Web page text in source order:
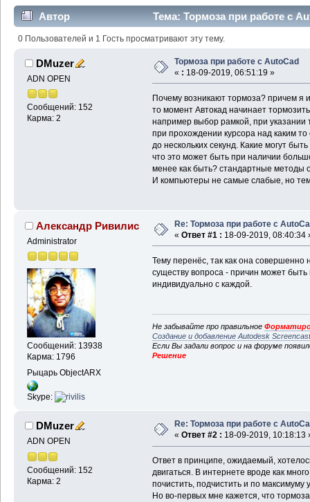
Автор Тема: Тормоза при работе с
0 Пользователей и 1 Гость просматривают эту тему.
DMuzer
ADN OPEN
Сообщений: 152
Карма: 2
Тормоза при работе с AutoCad
« : 18-09-2019, 06:51:19 »
Почему возникают тормоза? причем я
то момент Автокад начинает
например выбор рамкой, при указании
при прохождении курсора над каким
до нескольких секунд. Какие могут
что это может быть при наличии
менее как быть? стандартные методы
И компьютеры не самые слабые, но
Александр Ривилис
Administrator
Сообщений: 13938
Карма: 1796
Рыцарь ObjectARX
Skype:
Re: Тормоза при работе с
« Ответ #1 : 18-09-2019, 08:40:34
Тему перенёс, так как она
существу вопроса - причин может
индивидуально с каждой.
Не забывайте про правильное
Создание и добавление Autodesk
Если Вы задали вопрос и на форуме
Решение
DMuzer
ADN OPEN
Сообщений: 152
Карма: 2
Re: Тормоза при работе с
« Ответ #2 : 18-09-2019, 10:18:13
Ответ в принципе, ожидаемый,
двигаться. В интернете вроде как
почистить, подчистить и по
Но во-первых мне кажется, что